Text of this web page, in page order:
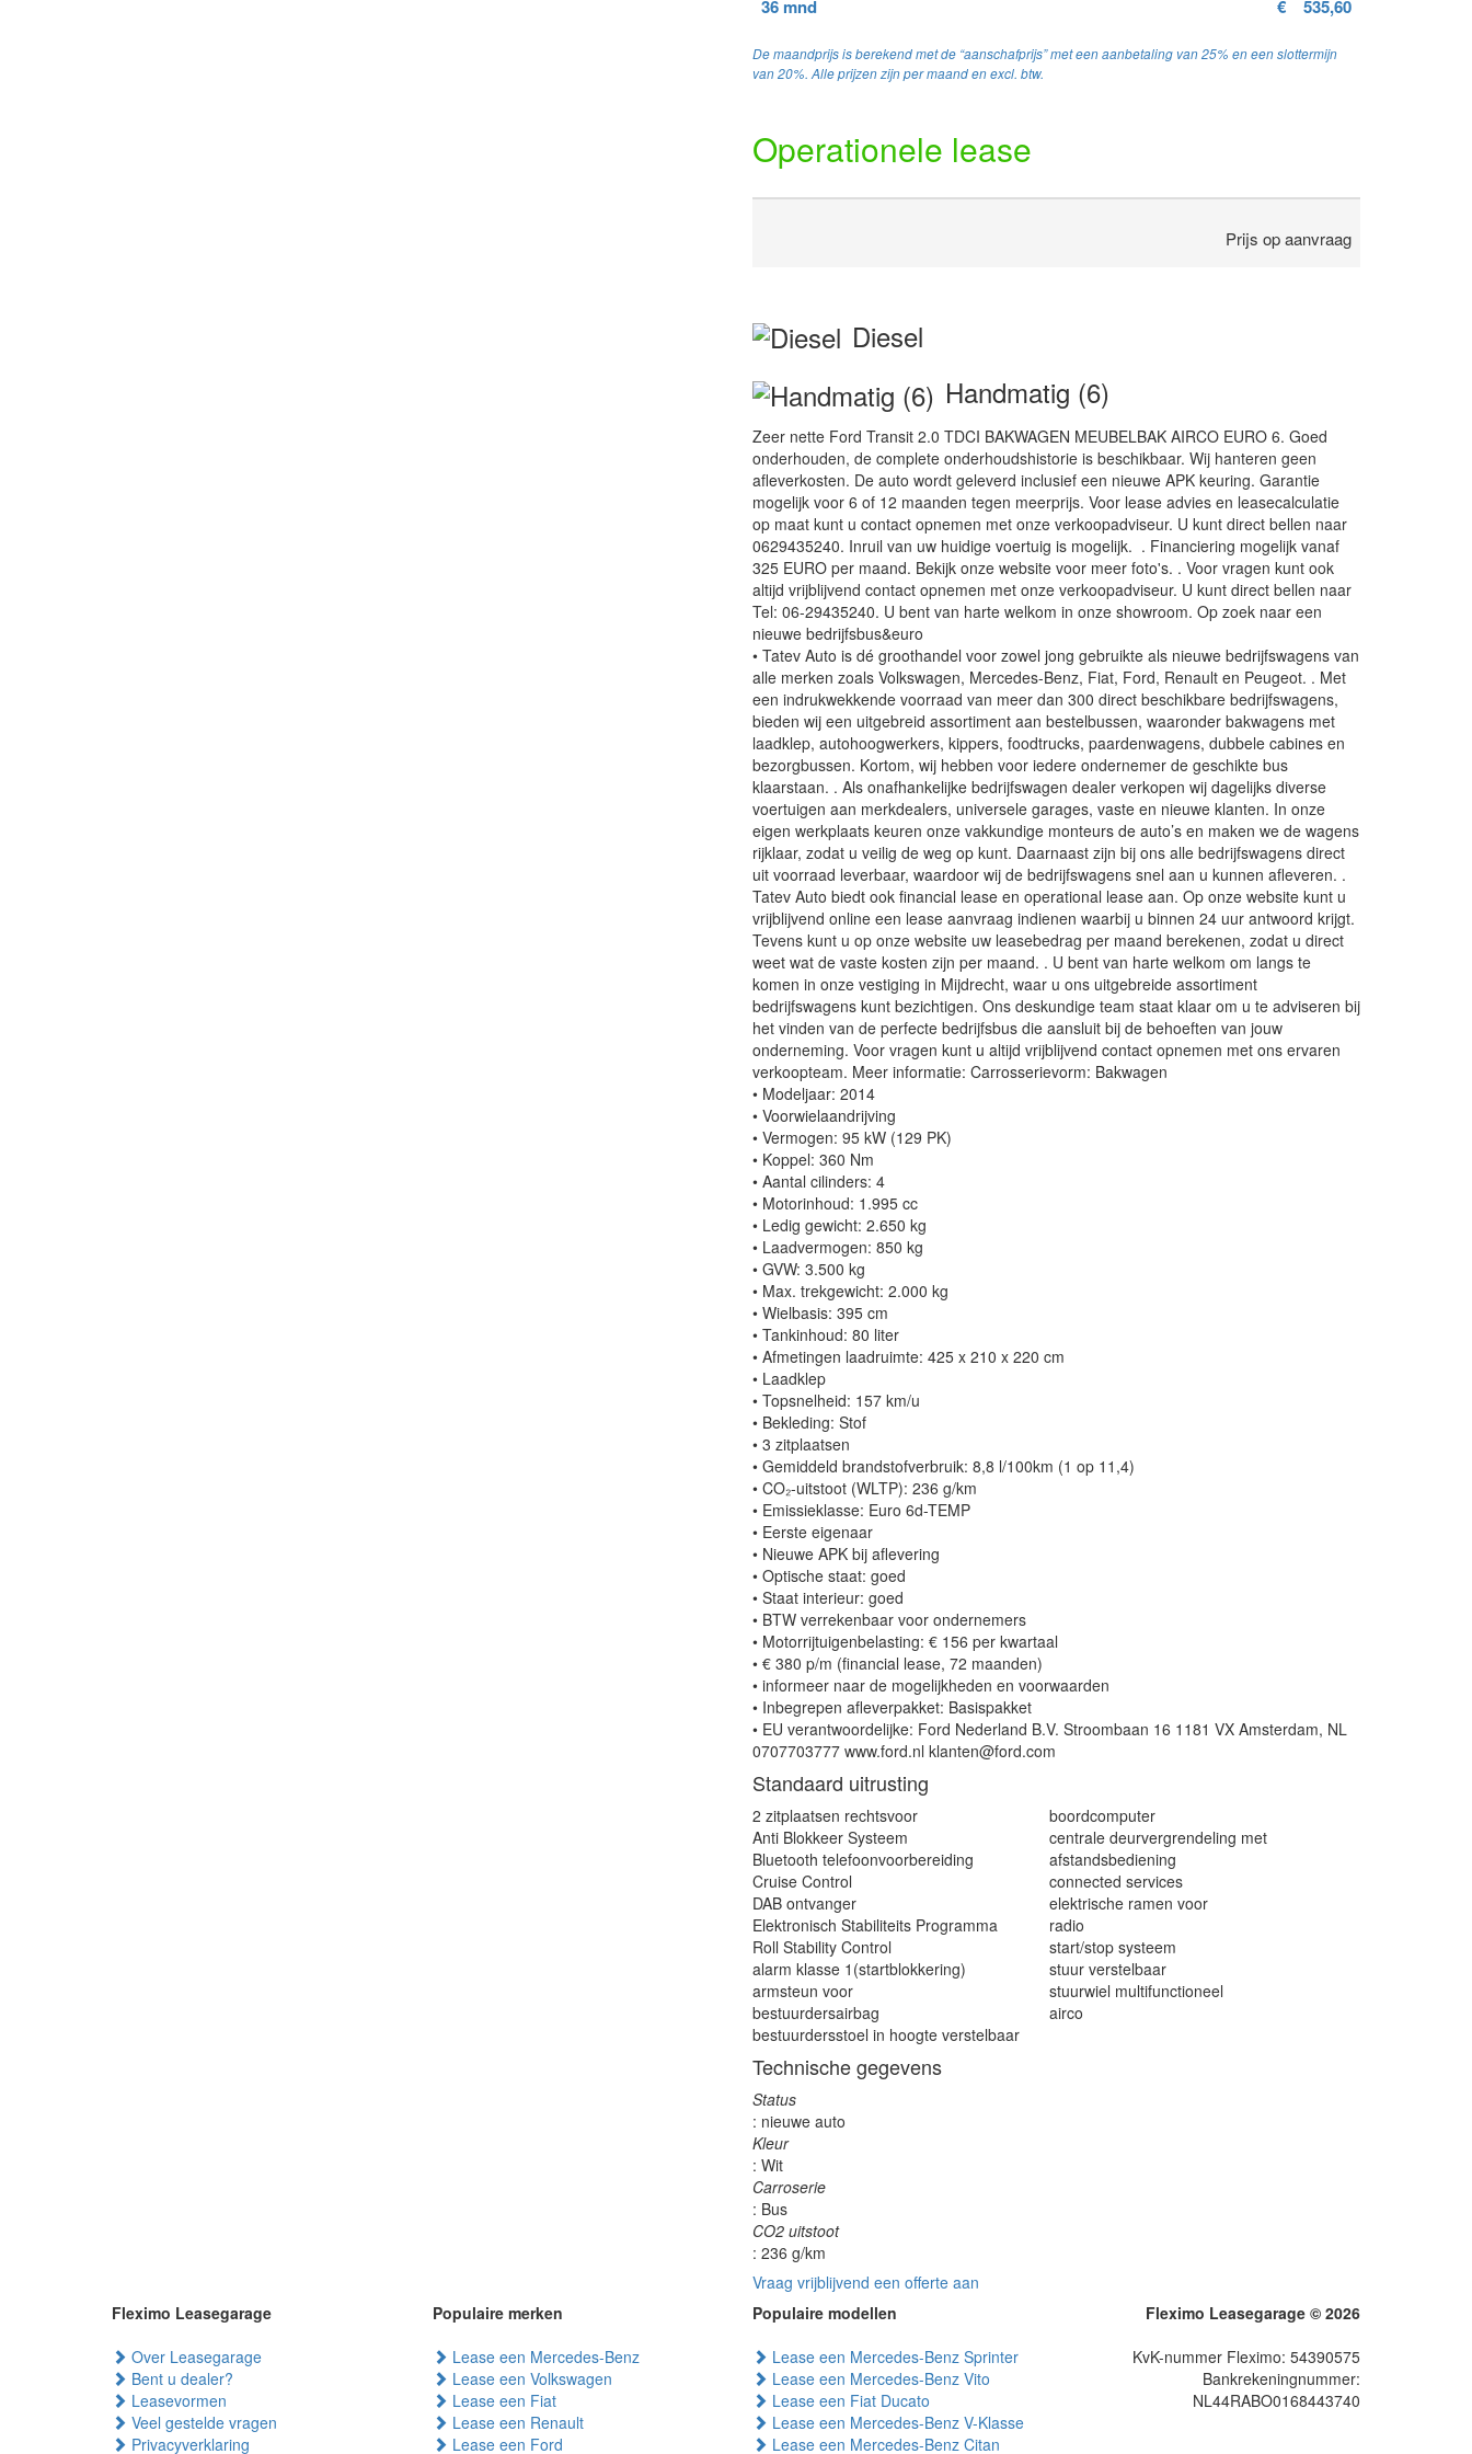
36 mnd € 535,60
De maandprijs is berekend met de “aanschafprijs” met een aanbetaling van 25% en een slottermijn
van 20%. Alle prijzen zijn per maand en excl. btw.
Operationele lease
Prijs op aanvraag
Diesel
Handmatig (6)
Zeer nette Ford Transit 2.0 TDCI BAKWAGEN MEUBELBAK AIRCO EURO 6. Goed
onderhouden, de complete onderhoudshistorie is beschikbaar. Wij hanteren geen
afleverkosten. De auto wordt geleverd inclusief een nieuwe APK keuring. Garantie
mogelijk voor 6 of 12 maanden tegen meerprijs. Voor lease advies en leasecalculatie
op maat kunt u contact opnemen met onze verkoopadviseur. U kunt direct bellen naar
0629435240. Inruil van uw huidige voertuig is mogelijk. . Financiering mogelijk vanaf
325 EURO per maand. Bekijk onze website voor meer foto's. . Voor vragen kunt ook
altijd vrijblijvend contact opnemen met onze verkoopadviseur. U kunt direct bellen naar
Tel: 06-29435240. U bent van harte welkom in onze showroom. Op zoek naar een
nieuwe bedrijfsbus&euro
• Tatev Auto is dé groothandel voor zowel jong gebruikte als nieuwe bedrijfswagens van
alle merken zoals Volkswagen, Mercedes-Benz, Fiat, Ford, Renault en Peugeot. . Met
een indrukwekkende voorraad van meer dan 300 direct beschikbare bedrijfswagens,
bieden wij een uitgebreid assortiment aan bestelbussen, waaronder bakwagens met
laadklep, autohoogwerkers, kippers, foodtrucks, paardenwagens, dubbele cabines en
bezorgbussen. Kortom, wij hebben voor iedere ondernemer de geschikte bus
klaarstaan. . Als onafhankelijke bedrijfswagen dealer verkopen wij dagelijks diverse
voertuigen aan merkdealers, universele garages, vaste en nieuwe klanten. In onze
eigen werkplaats keuren onze vakkundige monteurs de auto’s en maken we de wagens
rijklaar, zodat u veilig de weg op kunt. Daarnaast zijn bij ons alle bedrijfswagens direct
uit voorraad leverbaar, waardoor wij de bedrijfswagens snel aan u kunnen afleveren. .
Tatev Auto biedt ook financial lease en operational lease aan. Op onze website kunt u
vrijblijvend online een lease aanvraag indienen waarbij u binnen 24 uur antwoord krijgt.
Tevens kunt u op onze website uw leasebedrag per maand berekenen, zodat u direct
weet wat de vaste kosten zijn per maand. . U bent van harte welkom om langs te
komen in onze vestiging in Mijdrecht, waar u ons uitgebreide assortiment
bedrijfswagens kunt bezichtigen. Ons deskundige team staat klaar om u te adviseren bij
het vinden van de perfecte bedrijfsbus die aansluit bij de behoeften van jouw
onderneming. Voor vragen kunt u altijd vrijblijvend contact opnemen met ons ervaren
verkoopteam. Meer informatie: Carrosserievorm: Bakwagen
• Modeljaar: 2014
• Voorwielaandrijving
• Vermogen: 95 kW (129 PK)
• Koppel: 360 Nm
• Aantal cilinders: 4
• Motorinhoud: 1.995 cc
• Ledig gewicht: 2.650 kg
• Laadvermogen: 850 kg
• GVW: 3.500 kg
• Max. trekgewicht: 2.000 kg
• Wielbasis: 395 cm
• Tankinhoud: 80 liter
• Afmetingen laadruimte: 425 x 210 x 220 cm
• Laadklep
• Topsnelheid: 157 km/u
• Bekleding: Stof
• 3 zitplaatsen
• Gemiddeld brandstofverbruik: 8,8 l/100km (1 op 11,4)
• CO₂-uitstoot (WLTP): 236 g/km
• Emissieklasse: Euro 6d-TEMP
• Eerste eigenaar
• Nieuwe APK bij aflevering
• Optische staat: goed
• Staat interieur: goed
• BTW verrekenbaar voor ondernemers
• Motorrijtuigenbelasting: € 156 per kwartaal
• € 380 p/m (financial lease, 72 maanden)
• informeer naar de mogelijkheden en voorwaarden
• Inbegrepen afleverpakket: Basispakket
• EU verantwoordelijke: Ford Nederland B.V. Stroombaan 16 1181 VX Amsterdam, NL
0707703777 www.ford.nl klanten@ford.com
Standaard uitrusting
2 zitplaatsen rechtsvoor
Anti Blokkeer Systeem
Bluetooth telefoonvoorbereiding
Cruise Control
DAB ontvanger
Elektronisch Stabiliteits Programma
Roll Stability Control
alarm klasse 1(startblokkering)
armsteun voor
bestuurdersairbag
bestuurdersstoel in hoogte verstelbaar
boordcomputer
centrale deurvergrendeling met
afstandsbediening
connected services
elektrische ramen voor
radio
start/stop systeem
stuur verstelbaar
stuurwiel multifunctioneel
airco
Technische gegevens
Status
: nieuwe auto
Kleur
: Wit
Carroserie
: Bus
CO2 uitstoot
: 236 g/km
Vraag vrijblijvend een offerte aan
Fleximo Leasegarage
Over Leasegarage
Bent u dealer?
Leasevormen
Veel gestelde vragen
Privacyverklaring
Populaire merken
Lease een Mercedes-Benz
Lease een Volkswagen
Lease een Fiat
Lease een Renault
Lease een Ford
Populaire modellen
Lease een Mercedes-Benz Sprinter
Lease een Mercedes-Benz Vito
Lease een Fiat Ducato
Lease een Mercedes-Benz V-Klasse
Lease een Mercedes-Benz Citan
Fleximo Leasegarage © 2026
KvK-nummer Fleximo: 54390575
Bankrekeningnummer:
NL44RABO0168443740